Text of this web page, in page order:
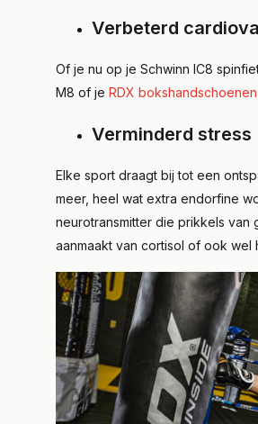
Verbeterd
Of je nu op je Schwinn IC8
M8 of je RDX bokshandschoenen
Verminderd stress
Elke sport draagt bij tot een
meer, heel wat extra endorfine
neurotransmitter die prikkels
aanmaakt van cortisol of ook wel